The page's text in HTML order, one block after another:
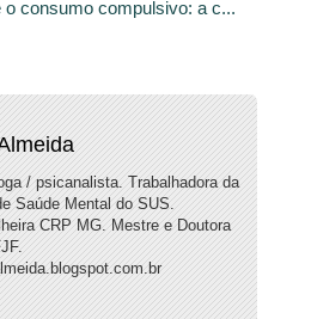
o consumo compulsivo: a c...
/ psicanalista. Trabalhadora da
Saúde Mental do SUS.
CRP MG. Mestre e Doutora